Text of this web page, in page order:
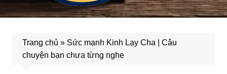
Trang chủ » Sức mạnh Kinh Lạy Cha | Câu
chuyện bạn chưa từng nghe